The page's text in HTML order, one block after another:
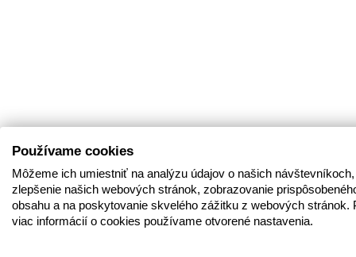
Používame cookies
Môžeme ich umiestniť na analýzu údajov o našich
zlepšenie našich webových stránok, zobrazovanie
obsahu a na poskytovanie skvelého zážitku z webových stránok.
viac informácií o cookies používame otvorené nastavenia.